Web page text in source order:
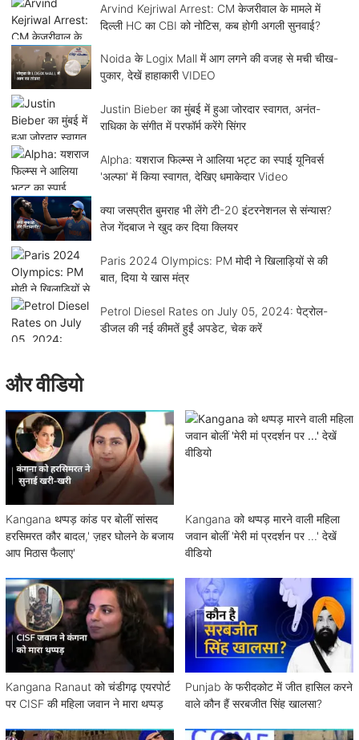
Arvind Kejriwal Arrest: CM केजरीवाल के मामले में
दिल्ली HC का CBI को नोटिस, कब होगी अगली सुनवाई?
Noida के Logix Mall में आग लगने की वजह से मची चीख-
पुकार, देखें हाहाकारी VIDEO
Justin Bieber का मुंबई में हुआ जोरदार स्वागत, अनंत-
राधिका के संगीत में परफॉर्म करेंगे सिंगर
Alpha: यशराज फिल्म्स ने आलिया भट्ट का स्पाई यूनिवर्स
'अल्फा' में किया स्वागत, देखिए धमाकेदार Video
क्या जसप्रीत बुमराह भी लेंगे टी-20 इंटरनेशनल से संन्यास?
तेज गेंदबाज ने खुद कर दिया क्लियर
Paris 2024 Olympics: PM मोदी ने खिलाड़ियों से की
बात, दिया ये खास मंत्र
Petrol Diesel Rates on July 05, 2024: पेट्रोल-
डीजल की नई कीमतें हुईं अपडेट, चेक करें
और वीडियो
Kangana थप्पड़ कांड पर बोलीं सांसद
हरसिमरत कौर बादल,' ज़हर घोलने के बजाय
आप मिठास फैलाए'
Kangana को थप्पड़ मारने वाली महिला
जवान बोलीं 'मेरी मां प्रदर्शन पर ...' देखें
वीडियो
Kangana Ranaut को चंडीगढ़ एयरपोर्ट
पर CISF की महिला जवान ने मारा थप्पड़
Punjab के फरीदकोट में जीत हासिल करने
वाले कौन हैं सरबजीत सिंह खालसा?